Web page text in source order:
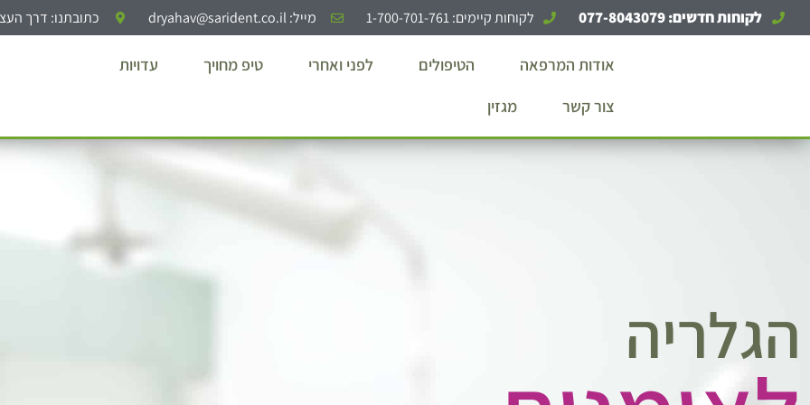
ד"ר שרי יהב - אורתודנטית, מומחית יישור שיניים, פלטות
לקוחות חדשים: 077-8043079 לקוחות קיימים: 1-700-701-761 מייל: dryahav@sarident.co.il כתובתנו: דרך העצמאות 40,
אודות המרפאה הטיפולים לפני ואחרי טיפ מחויך
עדויות
צור קשר
מגזין
הגלריה